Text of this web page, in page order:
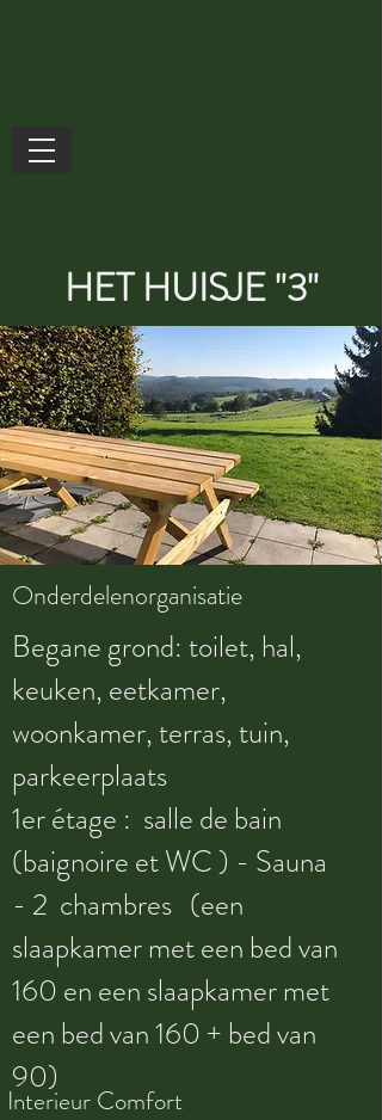
HET HUISJE "3"
Onderdelenorganisatie
Begane grond: toilet, hal,
keuken, eetkamer,
woonkamer, terras, tuin,
parkeerplaats
1er étage : salle de bain
(baignoire et WC ) - Sauna
- 2 chambres (een
slaapkamer met een bed van
160 en een slaapkamer met
een bed van 160 + bed van
90)
Interieur Comfort